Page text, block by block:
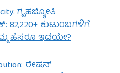
ಗೃಹಜ್ಯೋತಿ
ಕುಟುಂಬಗಳಿಗೆ
ಹೆಸರೂ ಇದೆಯೇ?
ರೇಷನ್